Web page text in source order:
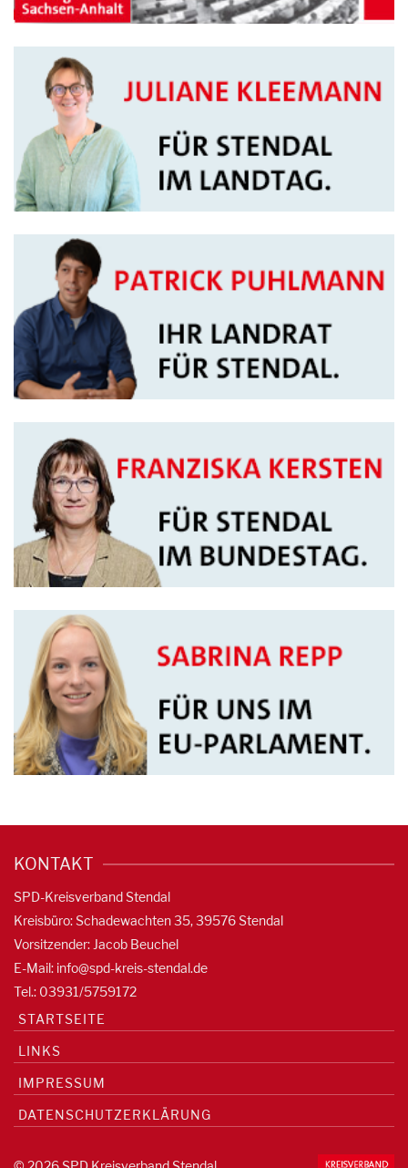
KONTAKT
SPD-Kreisverband Stendal
Kreisbüro: Schadewachten 35, 39576 Stendal
Vorsitzender: Jacob Beuchel
E-Mail: info@spd-kreis-stendal.de
Tel.: 03931/5759172
STARTSEITE
LINKS
IMPRESSUM
DATENSCHUTZERKLÄRUNG